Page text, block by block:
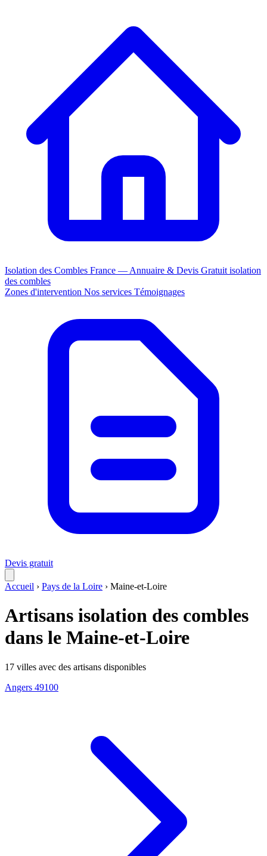
Isolation des Combles France — Annuaire & Devis Gratuit isolation
des combles
Zones d'intervention Nos services Témoignages
Devis gratuit
Accueil › Pays de la Loire › Maine-et-Loire
Artisans isolation des combles
dans le Maine-et-Loire
17 villes avec des artisans disponibles
Angers 49100